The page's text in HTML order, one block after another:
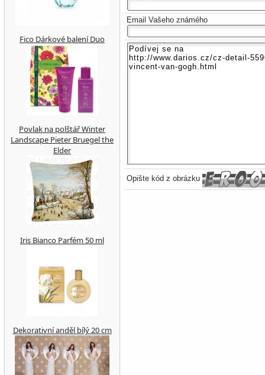
Email Vašeho známého
Opište kód z obrázku
Fico Dárkové balení Duo
Povlak na polštář Winter
Landscape Pieter Bruegel the
Elder
Iris Bianco Parfém 50 ml
Dekorativní anděl bílý 20 cm